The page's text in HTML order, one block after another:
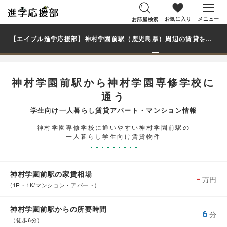
お部屋検索 お気に入り メニュー
【エイブル進学応援部】神村学園前駅（鹿児島県）周辺の賃貸を探す｜神村学園専修学校学生・大学生の一人暮らし向け賃貸マンション・アパート
神村学園前駅から神村学園専修学校に
通う
学生向け一人暮らし賃貸アパート・マンション情報
神村学園専修学校に通いやすい神村学園前駅の
一人暮らし学生向け賃貸物件
神村学園前駅の家賃相場
(1R・1K/マンション・アパート)
- 万円
神村学園前駅からの所要時間
（徒歩6分)
6 分